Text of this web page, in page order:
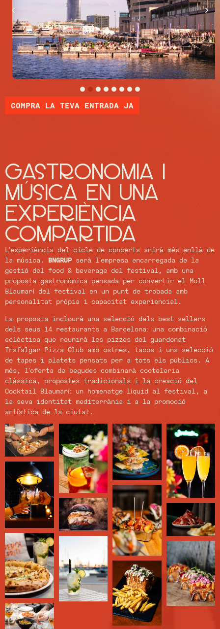
COMPRA LA TEVA ENTRADA JA
Gastronomia i
música en una
experiència
compartida
L’experiència del cicle de concerts anirà més enllà de
la música. BNGRUP serà l’empresa encarregada de la
gestió del food & beverage del festival, amb una
proposta gastronòmica pensada per convertir el Moll
Blaumarí del festival en un punt de trobada amb
personalitat pròpia i capacitat experiencial.
La proposta inclourà una selecció dels best sellers
dels seus 14 restaurants a Barcelona: una combinació
eclèctica que reunirà les pizzes del guardonat
Trafalgar Pizza Club amb ostres, tacos i una selecció
de tapes i platets pensats per a tots els públics. A
més, l’oferta de begudes combinarà cocteleria
clàssica, propostes tradicionals i la creació del
Cocktail Blaumarí: un homenatge líquid al festival, a
la seva identitat mediterrània i a la promoció
artística de la ciutat.